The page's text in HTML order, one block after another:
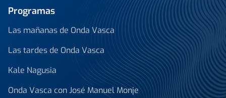
Programas
Las mañanas de Onda Vasca
Las tardes de Onda Vasca
Kale Nagusia
Onda Vasca con José Manuel Monje